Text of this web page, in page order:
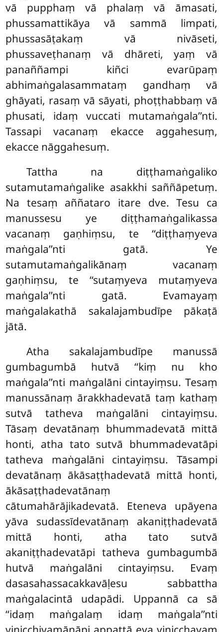
vā pupphaṃ vā phalaṃ vā āmasati,
phussamattikāya vā sammā limpati,
phussasāṭakaṃ vā nivāseti,
phussaveṭhanaṃ vā dhāreti, yaṃ vā
panaññampi kiñci evarūpaṃ
abhimaṅgalasammataṃ gandhaṃ vā
ghāyati, rasaṃ vā sāyati, phoṭṭhabbaṃ vā
phusati, idaṃ vuccati mutamaṅgala’’nti.
Tassapi vacanaṃ ekacce aggahesuṃ,
ekacce nāggahesuṃ.
Tattha na diṭṭhamaṅgaliko
sutamutamaṅgalike asakkhi saññāpetuṃ.
Na tesaṃ aññataro itare dve. Tesu ca
manussesu ye diṭṭhamaṅgalikassa
vacanaṃ gaṇhiṃsu, te ‘‘diṭṭhaṃyeva
maṅgala’’nti gatā. Ye
sutamutamaṅgalikānaṃ vacanaṃ
gaṇhiṃsu, te ‘‘sutaṃyeva mutaṃyeva
maṅgala’’nti gatā. Evamayaṃ
maṅgalakathā sakalajambudīpe pākaṭā
jātā.
Atha sakalajambudīpe manussā
gumbagumbā hutvā ‘‘kiṃ nu kho
maṅgala’’nti maṅgalāni cintayiṃsu. Tesaṃ
manussānaṃ ārakkhadevatā taṃ kathaṃ
sutvā tatheva maṅgalāni cintayiṃsu.
Tāsaṃ devatānaṃ bhummadevatā mittā
honti, atha tato sutvā bhummadevatāpi
tatheva maṅgalāni cintayiṃsu. Tāsampi
devatānaṃ ākāsaṭṭhadevatā mittā honti,
ākāsaṭṭhadevatānaṃ
cātumahārājikadevatā. Eteneva upāyena
yāva sudassīdevatānaṃ akaniṭṭhadevatā
mittā honti, atha tato sutvā
akaniṭṭhadevatāpi tatheva gumbagumbā
hutvā maṅgalāni cintayiṃsu. Evaṃ
dasasahassacakkavāḷesu sabbattha
maṅgalacintā udapādi. Uppannā ca sā
‘‘idaṃ maṅgalaṃ idaṃ maṅgala’’nti